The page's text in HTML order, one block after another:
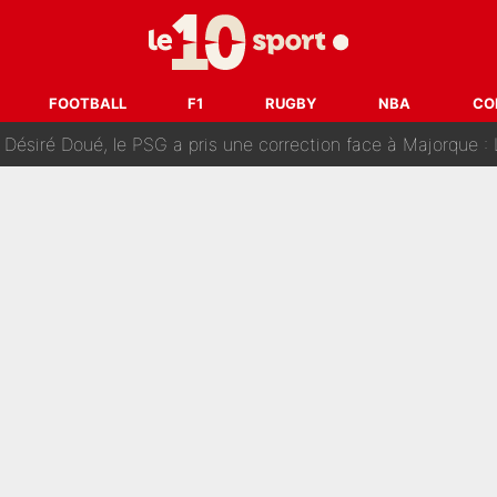
FOOTBALL F1 RUGBY NBA
à Zinedine Zidane en équipe de France : «Je n'aurais
dans tous les sens sur le mercato de l'OM : Frank McCourt va
Doué, le PSG a pris une correction face à Majorque : Luis